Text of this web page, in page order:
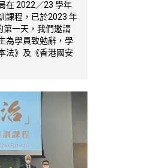
在 2022／23 學年
課程，已於2023 年
第一天，我們邀請
為學員致勉辭，學
法》及《香港國安